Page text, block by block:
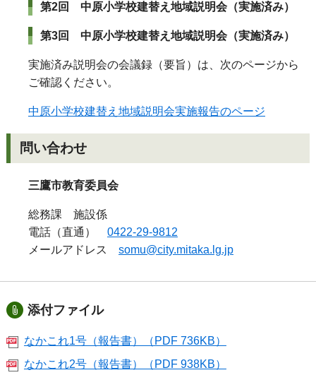
第2回 中原小学校建替え地域説明会（実施済み）
第3回 中原小学校建替え地域説明会（実施済み）
実施済み説明会の会議録（要旨）は、次のページから
ご確認ください。
中原小学校建替え地域説明会実施報告のページ
問い合わせ
三鷹市教育委員会
総務課 施設係
電話（直通） 0422-29-9812
メールアドレス somu@city.mitaka.lg.jp
添付ファイル
なかこれ1号（報告書）（PDF 736KB）
なかこれ2号（報告書）（PDF 938KB）